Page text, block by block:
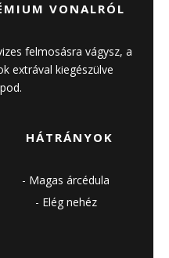
VONALRÓL
felmosásra vágysz, a
extrával kiegészülve
HÁTRÁNYOK
Magas árcédula
Elég nehéz